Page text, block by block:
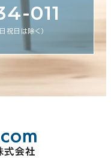
011
日は除く）